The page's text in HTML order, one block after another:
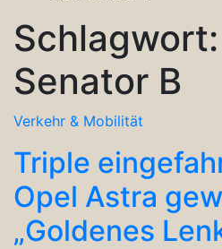
Schlagwort:
Senator B
Verkehr & Mobilität
Triple
Opel Astra
„Goldenes